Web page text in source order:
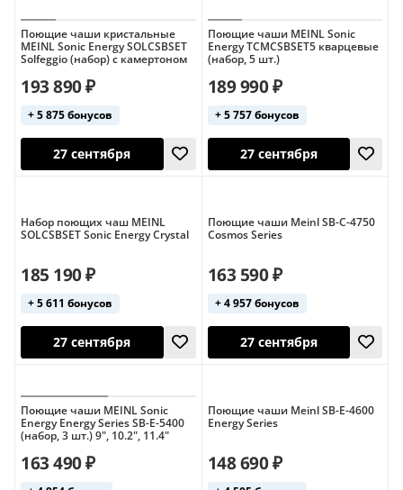
27 сентября
Поющие чаши кристальные
MEINL Sonic Energy SOLCSBSET
Solfeggio (набор) с камертоном
193 890 ₽
+ 5 875 бонусов
27 сентября
Поющие чаши MEINL Sonic
Energy TCMCSBSET5 кварцевые
(набор, 5 шт.)
189 990 ₽
+ 5 757 бонусов
27 сентября
Набор поющих чаш MEINL
SOLCSBSET Sonic Energy Crystal
185 190 ₽
+ 5 611 бонусов
Поющие чаши Meinl SB-C-4750
Cosmos Series
163 590 ₽
+ 4 957 бонусов
Поющие чаши MEINL Sonic
Energy Energy Series SB-E-5400
(набор, 3 шт.) 9", 10.2", 11.4"
163 490 ₽
Поющие чаши Meinl SB-E-4600
Energy Series
148 690 ₽